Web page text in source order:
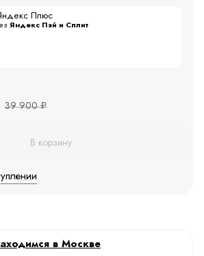
Плюс
Яндекс Пэй и Сплит
39 900 ₽
В корзину
в Москве